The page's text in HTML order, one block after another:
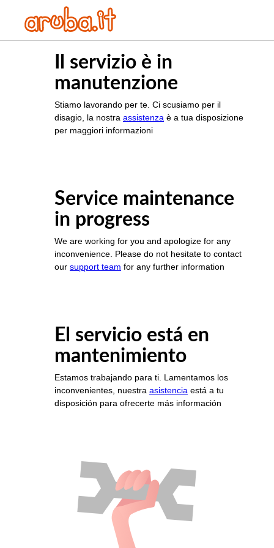
Il servizio è in
manutenzione
Stiamo lavorando per te. Ci scusiamo per il
disagio, la nostra assistenza è a tua disposizione
per maggiori informazioni
Service maintenance
in progress
We are working for you and apologize for any
inconvenience. Please do not hesitate to contact
our support team for any further information
El servicio está en
mantenimiento
Estamos trabajando para ti. Lamentamos los
inconvenientes, nuestra asistencia está a tu
disposición para ofrecerte más información